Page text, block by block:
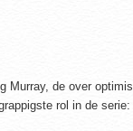
Murray, de over
rol in de serie: